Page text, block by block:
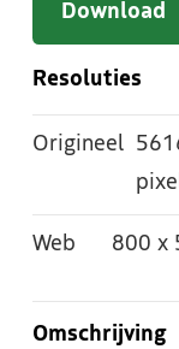
Download
Resoluties
Origineel
Web 800 x
Omschrijving